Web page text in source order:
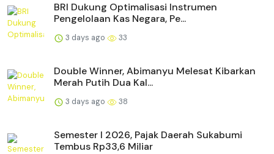
BRI Dukung Optimalisasi Instrumen
Pengelolaan Kas Negara, Pe...
3 days ago 33
Double Winner, Abimanyu Melesat Kibarkan
Merah Putih Dua Kal...
3 days ago 38
Semester I 2026, Pajak Daerah Sukabumi
Tembus Rp33,6 Miliar